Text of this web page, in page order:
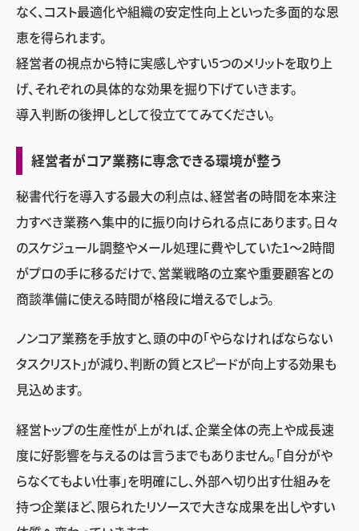
なく、コスト最適化や組織の安定性向上といった多面的な恩
恵を得られます。
経営者の視点から特に実感しやすい5つのメリットを取り上
げ、それぞれの具体的な効果を掘り下げていきます。
導入判断の後押しとして役立ててみてください。
経営者がコア業務に専念できる環境が整う
秘書代行を導入する最大の利点は、経営者の時間を本来注
力すべき業務へ集中的に振り向けられる点にあります。日々
のスケジュール調整やメール処理に費やしていた1〜2時間
がプロの手に移るだけで、営業戦略の立案や重要顧客との
商談準備に使える時間が格段に増えるでしょう。
ノンコア業務を手放すと、頭の中の「やらなければならない
タスクリスト」が減り、判断の質とスピードが向上する効果も
見込めます。
経営トップの生産性が上がれば、企業全体の売上や成長速
度に好影響を与えるのは言うまでもありません。「自分がや
らなくてもよい仕事」を明確にし、外部へ切り出す仕組みを
持つ企業ほど、限られたリソースで大きな成果を出しやすい